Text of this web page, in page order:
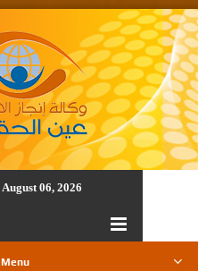
August 06, 2026
Menu